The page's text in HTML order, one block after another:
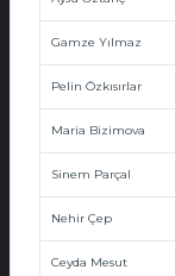
Gamze Yılmaz
Pelin Özkısırlar
Maria Bizimova
Sinem Parçal
Nehir Çep
Ceyda Mesut